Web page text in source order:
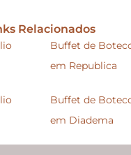
Relacionados
Buffet de
em Republica
Buffet de
em Diadema